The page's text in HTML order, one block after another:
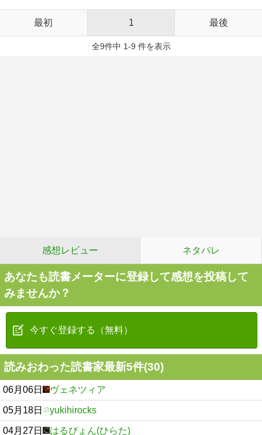
最初 1 最後
全9件中 1-9 件を表示
感想レビュー ネタバレ
あなたも読書メーターに登録して感想を投稿して
みませんか？
今すぐ登録する（無料）
読みおわった読書家最新5件(30)
06月06日 ヴェネツィア
05月18日 yukihirocks
04月27日 はるぴょん(ひらた)